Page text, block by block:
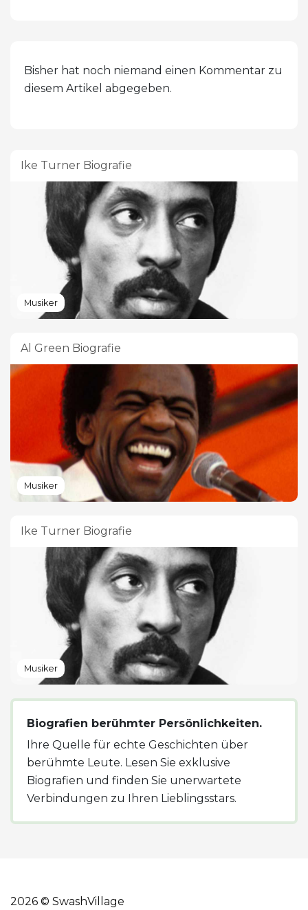
Bisher hat noch niemand einen Kommentar zu
diesem Artikel abgegeben.
Ike Turner Biografie
Musiker
Al Green Biografie
Musiker
Ike Turner Biografie
Musiker
Biografien berühmter Persönlichkeiten.
Ihre Quelle für echte Geschichten über
berühmte Leute. Lesen Sie exklusive
Biografien und finden Sie unerwartete
Verbindungen zu Ihren Lieblingsstars.
2026 © SwashVillage